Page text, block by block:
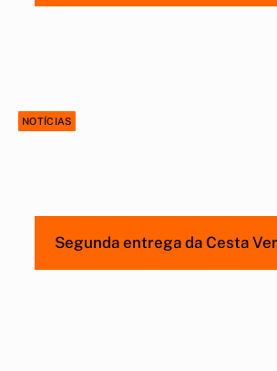
NOTÍCIAS
Segunda entrega da Cesta